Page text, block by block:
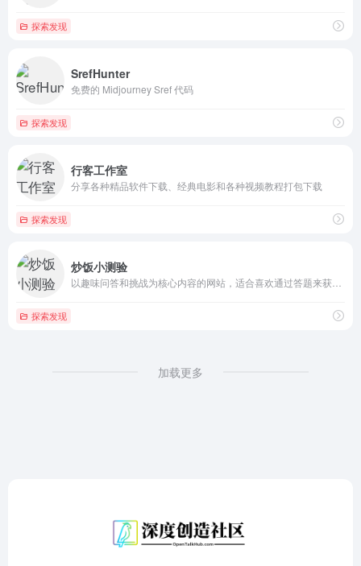
探索发现
SrefHunter
免费的 Midjourney Sref 代码
探索发现
行客工作室
分享各种精品软件下载、经典电影和各种视频教程打包下载
探索发现
炒饭小测验
探索发现
加载更多